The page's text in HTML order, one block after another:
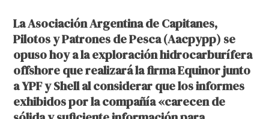
La Asociación Argentina de Capitanes,
Pilotos y Patrones de Pesca (Aacpypp) se
opuso hoy a la exploración hidrocarburífera
offshore que realizará la firma Equinor junto
a YPF y Shell al considerar quelos informes
exhibidos por la compañía «carecen de